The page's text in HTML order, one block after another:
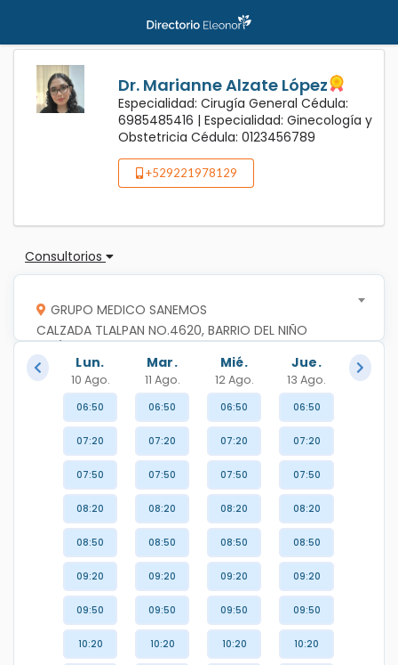
Dr. Marianne Alzate López
Especialidad: Cirugía General Cédula:
6985485416 | Especialidad: Ginecología y
Obstetricia Cédula: 0123456789
+529221978129
Consultorios
GRUPO MEDICO SANEMOS
CALZADA TLALPAN NO.4620, BARRIO DEL NIÑO
JESÚS, C.P.14080, TLALPAN, TLALPAN,CIUDAD DE
MEXICOLun.
10 Ago.
Mar.
11 Ago.
Mié.
12 Ago.
Jue.
13 Ago.
06:50
07:20
07:50
08:20
08:50
09:20
09:50
10:20
06:50
07:20
07:50
08:20
08:50
09:20
09:50
10:20
06:50
07:20
07:50
08:20
08:50
09:20
09:50
10:20
06:50
07:20
07:50
08:20
08:50
09:20
09:50
10:20